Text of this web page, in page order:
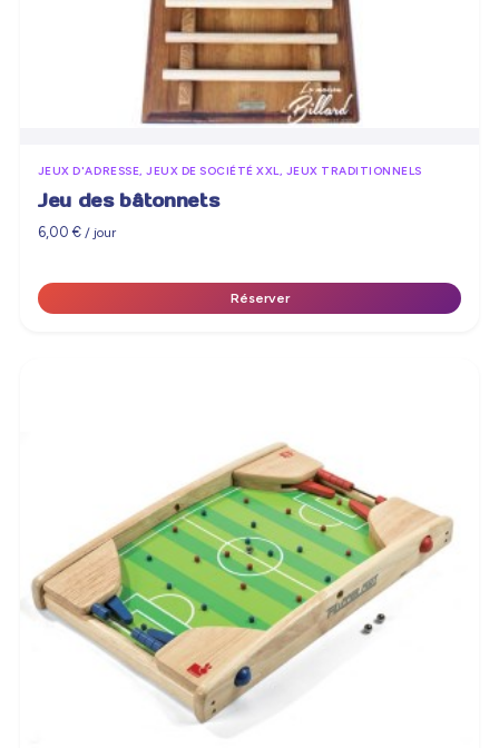
JEUX D'ADRESSE, JEUX DE SOCIÉTÉ XXL, JEUX TRADITIONNELS
Jeu des bâtonnets
6,00€ / jour
Réserver